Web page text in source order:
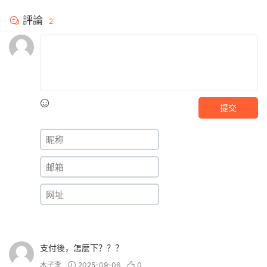
評論 2
提交
支付後，怎麽下？？？
木子李 2025-09-06 0